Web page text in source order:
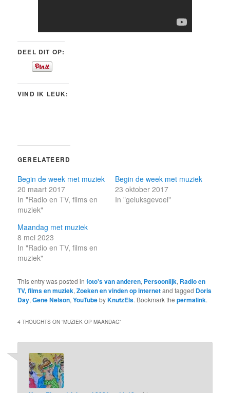
DEEL DIT OP:
VIND IK LEUK:
GERELATEERD
Begin de week met muziek
20 maart 2017
In "Radio en TV, films en
muziek"
Begin de week met muziek
23 oktober 2017
In "geluksgevoel"
Maandag met muziek
8 mei 2023
In "Radio en TV, films en
muziek"
This entry was posted infoto's van anderen, Persoonlijk, Radio en
TV, films en muziek,Zoeken en vinden op internetand tagged Doris
Day,Gene Nelson,YouTubebyKnutzEls. Bookmark thepermalink.
4 THOUGHTS ON “MUZIEK OP MAANDAG”